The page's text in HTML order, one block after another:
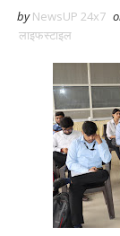
by NewsUP 24x7
लाइफस्टाइल